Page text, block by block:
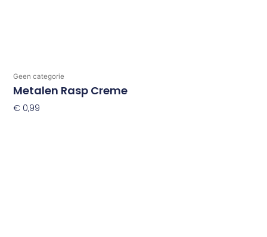
Geen categorie
Metalen Rasp Creme
€ 0,99